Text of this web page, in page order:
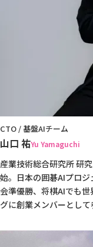
CTO / 基盤AIチーム
山口 祐Yu Yamaguchi
産業技術総合研究所 研
始。日本の囲碁AIプロ
会準優勝、将棋AIでも
グに創業メンバーとし